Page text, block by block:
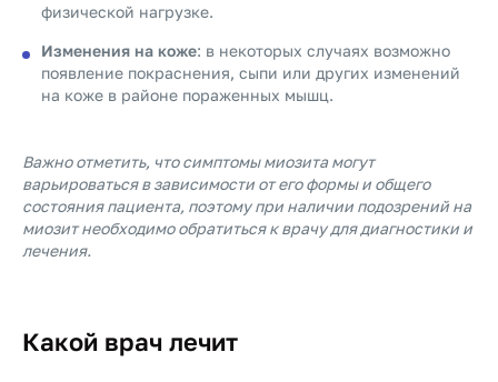
физической нагрузке.
Изменения на коже: в некоторых случаях возможно
появление покраснения, сыпи или других изменений
на коже в районе пораженных мышц.
Важно отметить, что симптомы миозита могут
варьироваться в зависимости от его формы и общего
состояния пациента, поэтому при наличии подозрений на
миозит необходимо обратиться к врачу для диагностики и
лечения.
Какой врач лечит